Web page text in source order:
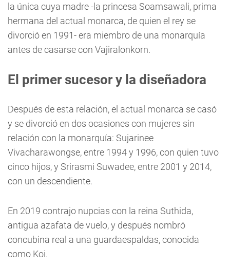
la única cuya madre -la princesa Soamsawali, prima
hermana del actual monarca, de quien el rey se
divorció en 1991- era miembro de una monarquía
antes de casarse con Vajiralonkorn.
El primer sucesor y la diseñadora
Después de esta relación, el actual monarca se casó
y se divorció en dos ocasiones con mujeres sin
relación con la monarquía: Sujarinee
Vivacharawongse, entre 1994 y 1996, con quien tuvo
cinco hijos, y Srirasmi Suwadee, entre 2001 y 2014,
con un descendiente.
En 2019 contrajo nupcias con la reina Suthida,
antigua azafata de vuelo, y después nombró
concubina real a una guardaespaldas, conocida
como Koi.